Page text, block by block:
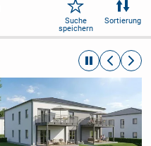
Suche
speichern
Sortierung
automatische